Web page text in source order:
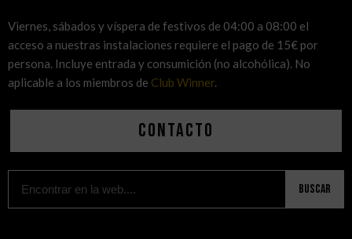
Viernes, sábados y víspera de festivos de 04:00 a 08:00 el
acceso a nuestras instalaciones requiere el pago de 15€ por
persona. Incluye entrada y consumición (no alcohólica). No
aplicable a los miembros de Club Winner.
Contacto
Buscar